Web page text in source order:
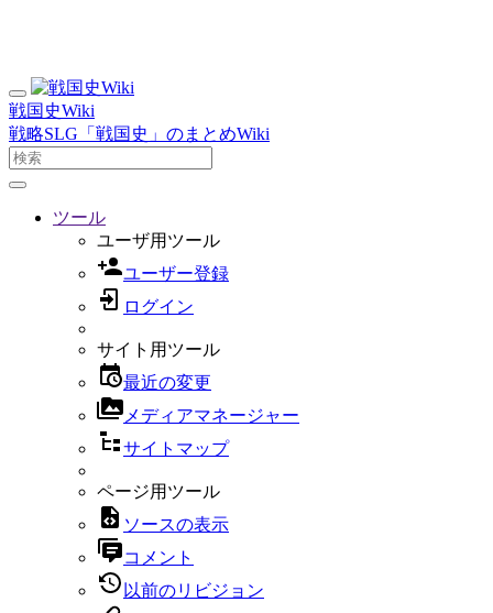
戦国史Wiki
戦略SLG「戦国史」のまとめWiki
ツール
ユーザ用ツール
ユーザー登録
ログイン
サイト用ツール
最近の変更
メディアマネージャー
サイトマップ
ページ用ツール
ソースの表示
コメント
以前のリビジョン